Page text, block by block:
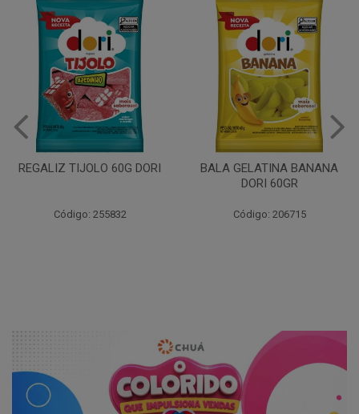
BALA GELATINA BANANA
Código: 206715
BALA GELATINA AMORA
DORI 60GR